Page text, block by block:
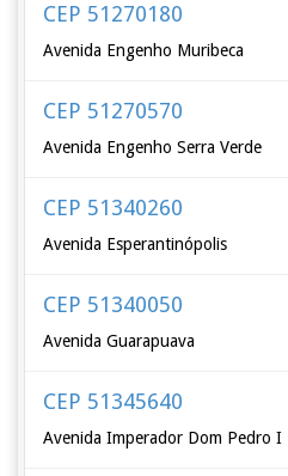
CEP 51270180
Avenida Engenho Muribeca
CEP 51270570
Avenida Engenho Serra Verde
CEP 51340260
Avenida Esperantinópolis
CEP 51340050
Avenida Guarapuava
CEP 51345640
Avenida Imperador Dom Pedro I